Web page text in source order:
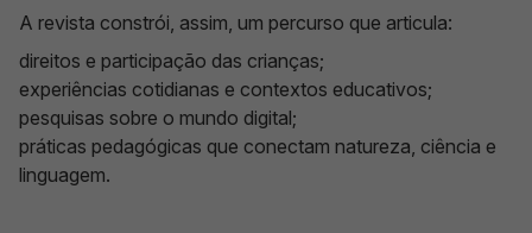
A revista constrói, assim, um percurso que articula:
direitos e participação das crianças;
experiências cotidianas e contextos educativos;
pesquisas sobre o mundo digital;
práticas pedagógicas que conectam natureza, ciência e
linguagem.